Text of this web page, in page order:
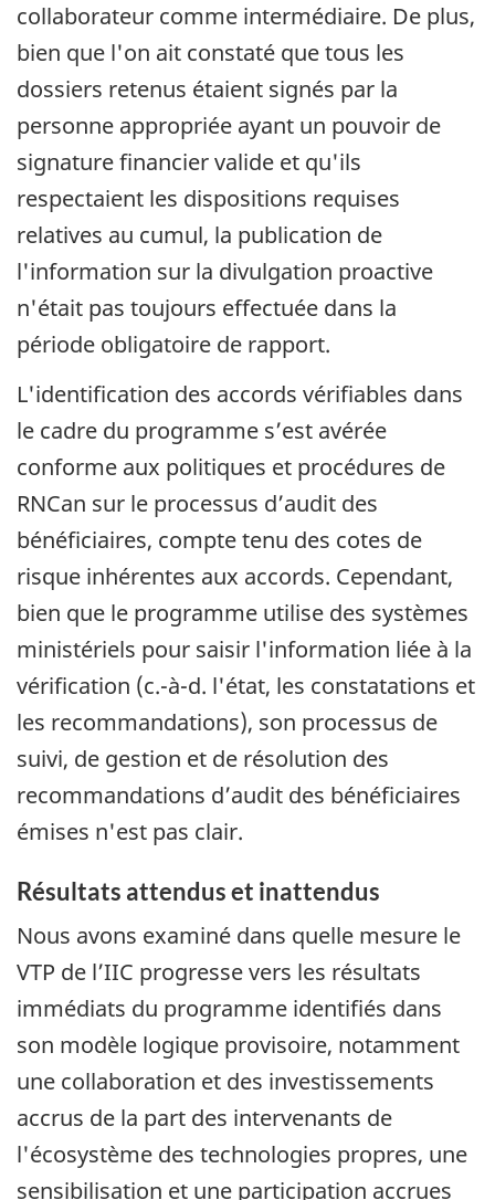
collaborateur comme intermédiaire. De plus,
bien que l'on ait constaté que tous les
dossiers retenus étaient signés par la
personne appropriée ayant un pouvoir de
signature financier valide et qu'ils
respectaient les dispositions requises
relatives au cumul, la publication de
l'information sur la divulgation proactive
n'était pas toujours effectuée dans la
période obligatoire de rapport.
L'identification des accords vérifiables dans
le cadre du programme s’est avérée
conforme aux politiques et procédures de
RNCan sur le processus d’audit des
bénéficiaires, compte tenu des cotes de
risque inhérentes aux accords. Cependant,
bien que le programme utilise des systèmes
ministériels pour saisir l'information liée à la
vérification (c.-à-d. l'état, les constatations et
les recommandations), son processus de
suivi, de gestion et de résolution des
recommandations d’audit des bénéficiaires
émises n'est pas clair.
Résultats attendus et inattendus
Nous avons examiné dans quelle mesure le
VTP de l’IIC progresse vers les résultats
immédiats du programme identifiés dans
son modèle logique provisoire, notamment
une collaboration et des investissements
accrus de la part des intervenants de
l'écosystème des technologies propres, une
sensibilisation et une participation accrues